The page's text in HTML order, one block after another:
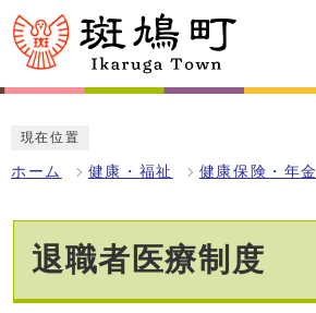
現在位置
ホーム 健康・福祉 健康保険・年金
退職者医療制度